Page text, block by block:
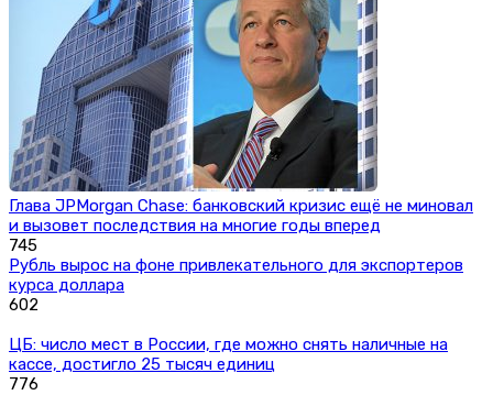
Глава JPMorgan Chase: банковский кризис ещё не миновал
и вызовет последствия на многие годы вперед
745
Рубль вырос на фоне привлекательного для экспортеров
курса доллара
602
ЦБ: число мест в России, где можно снять наличные на
кассе, достигло 25 тысяч единиц
776